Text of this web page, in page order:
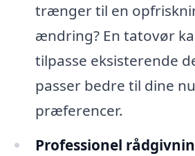
trænger til en
ændring? En tatovør
tilpasse eksisterende
passer bedre til dine
præferencer.
Professionel